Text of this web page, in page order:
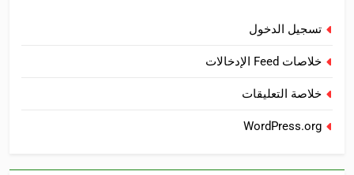
تسجيل الدخول
خلاصات Feed الإدخالات
خلاصة التعليقات
WordPress.org